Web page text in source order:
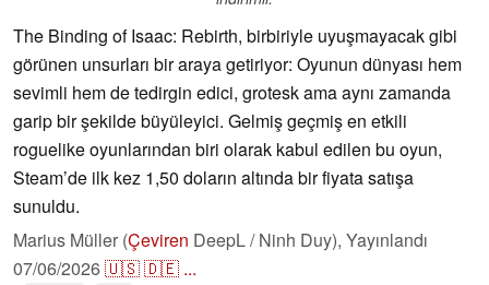
The Binding of Isaac: Rebirth, birbiriyle uyuşmayacak gibi
görünen unsurları bir araya getiriyor: Oyunun dünyası hem
sevimli hem de tedirgin edici, grotesk ama aynı zamanda
garip bir şekilde büyüleyici. Gelmiş geçmiş en etkili
roguelike oyunlarından biri olarak kabul edilen bu oyun,
Steam’de ilk kez 1,50 doların altında bir fiyata satışa
sunuldu.
Marius Müller (Çeviren DeepL / Ninh Duy), Yayınlandı
07/06/2026🇺🇸🇩🇪 ...